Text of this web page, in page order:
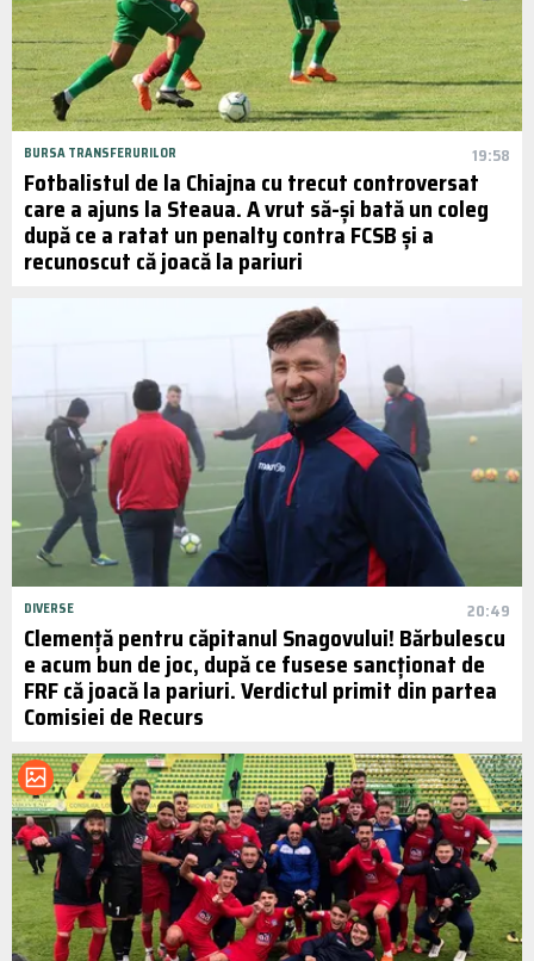
BURSA TRANSFERURILOR 19:58
Fotbalistul de la Chiajna cu trecut controversat
care a ajuns la Steaua. A vrut să-și bată un coleg
după ce a ratat un penalty contra FCSB și a
recunoscut că joacă la pariuri
DIVERSE 20:49
Clemență pentru căpitanul Snagovului! Bărbulescu
e acum bun de joc, după ce fusese sancționat de
FRF că joacă la pariuri. Verdictul primit din partea
Comisiei de Recurs